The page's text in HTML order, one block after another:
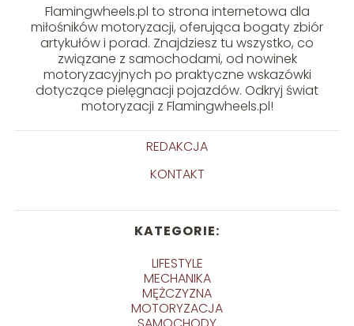
Flamingwheels.pl to strona internetowa dla
miłośników motoryzacji, oferująca bogaty zbiór
artykułów i porad. Znajdziesz tu wszystko, co
związane z samochodami, od nowinek
motoryzacyjnych po praktyczne wskazówki
dotyczące pielęgnacji pojazdów. Odkryj świat
motoryzacji z Flamingwheels.pl!
REDAKCJA
KONTAKT
KATEGORIE:
LIFESTYLE
MECHANIKA
MĘŻCZYZNA
MOTORYZACJA